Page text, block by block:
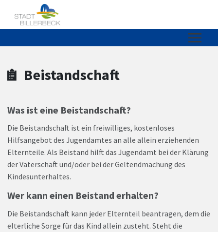
Zum Header
Zum Hauptinhalt
Zum Footer
Zum Hauptinhalt springen
Beistandschaft
Was ist eine Beistandschaft?
Die Beistandschaft ist ein freiwilliges, kostenloses
Hilfsangebot des Jugendamtes an alle allein erziehenden
Elternteile. Als Beistand hilft das Jugendamt bei der Klärung
der Vaterschaft und/oder bei der Geltendmachung des
Kindesunterhaltes.
Wer kann einen Beistand erhalten?
Die Beistandschaft kann jeder Elternteil beantragen, dem die
elterliche Sorge für das Kind allein zusteht. Steht die